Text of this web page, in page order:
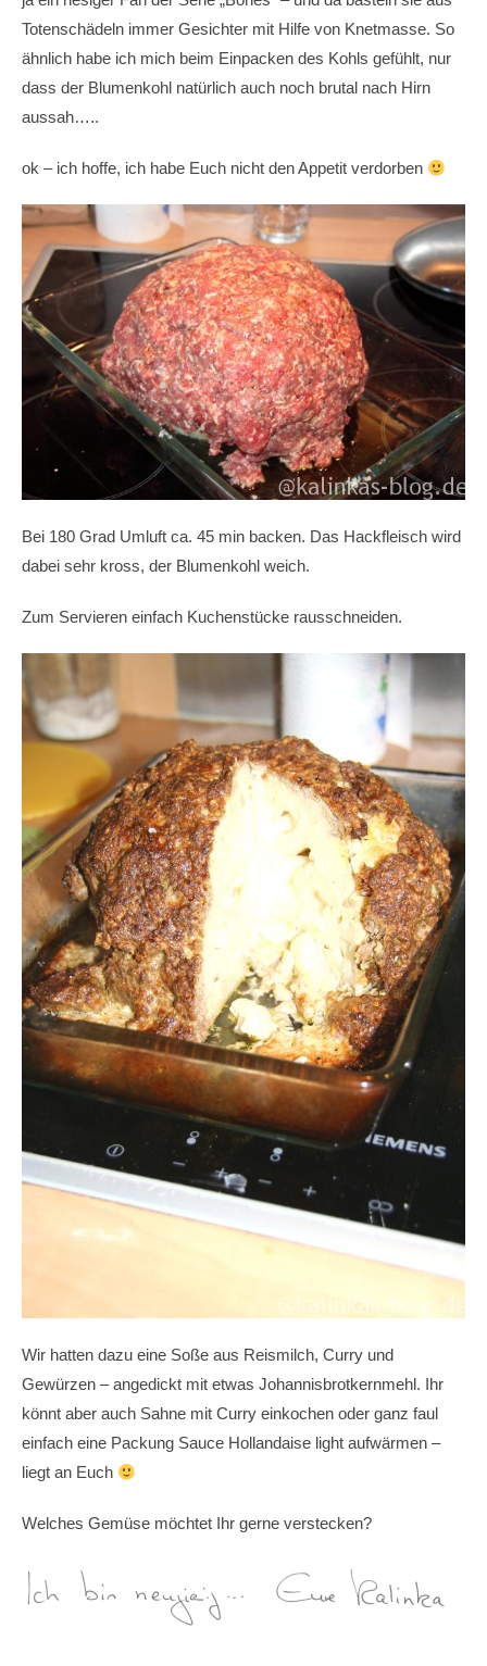
Totenschädeln immer Gesichter mit Hilfe von Knetmasse. So
ähnlich habe ich mich beim Einpacken des Kohls gefühlt, nur
dass der Blumenkohl natürlich auch noch brutal nach Hirn
aussah…..
ok – ich hoffe, ich habe Euch nicht den Appetit verdorben
Bei 180 Grad Umluft ca. 45 min backen. Das Hackfleisch wird
dabei sehr kross, der Blumenkohl weich.
Zum Servieren einfach Kuchenstücke rausschneiden.
Wir hatten dazu eine Soße aus Reismilch, Curry und
Gewürzen – angedickt mit etwas Johannisbrotkernmehl. Ihr
könnt aber auch Sahne mit Curry einkochen oder ganz faul
einfach eine Packung Sauce Hollandaise light aufwärmen –
liegt an Euch
Welches Gemüse möchtet Ihr gerne verstecken?